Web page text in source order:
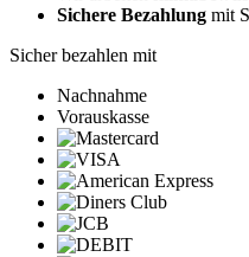
Sichere Bezahlung mit
Sicher bezahlen mit
Nachnahme
Vorauskasse